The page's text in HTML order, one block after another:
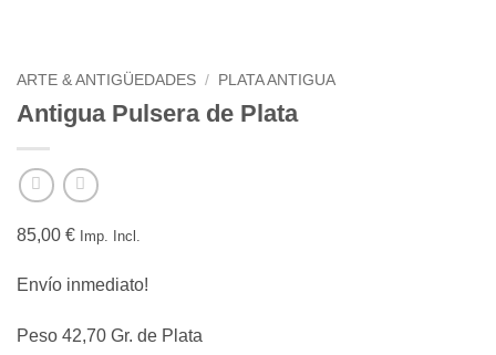
ARTE & ANTIGÜEDADES / PLATA ANTIGUA
Antigua Pulsera de Plata
85,00 € Imp. Incl.
Envío inmediato!
Peso 42,70 Gr. de Plata